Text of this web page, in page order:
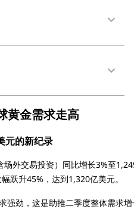
黄金需求走高
元的新纪录
外交易投资）同比增长3%至
跃升45%，达到1,320亿美元。
强劲，这是助推二季度整体需求